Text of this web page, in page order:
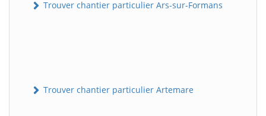
Trouver chantier particulier Ars-sur-Formans
Trouver chantier particulier Artemare